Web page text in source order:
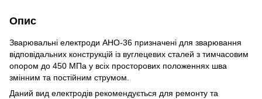
Опис
Зварювальні електроди АНО-36 призначені для зварювання
відповідальних конструкцій із вуглецевих сталей з тимчасовим
опором до 450 МПа у всіх просторових положеннях шва
змінним та постійним струмом.
Даний вид електродів рекомендується для ремонту та